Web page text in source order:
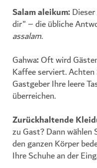
Salam aleikum:
dir" – die übliche
assalam.
Gahwa:Oft wird
Kaffee serviert. Achten
Gastgeber Ihre leere
überreichen.
Zurückhaltende
zu Gast? Dann wählen
den ganzen Körper
Ihre Schuhe an der